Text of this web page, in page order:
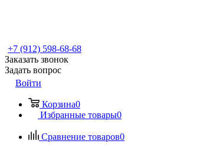
+7 (912) 598-68-68
Заказать звонок
Задать вопрос
Войти
Корзина0
Избранные товары0
Сравнение товаров0